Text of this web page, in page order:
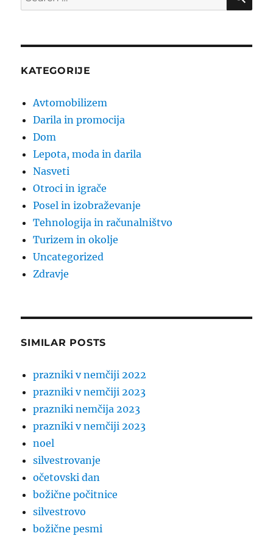
for:
KATEGORIJE
Avtomobilizem
Darila in promocija
Dom
Lepota, moda in darila
Nasveti
Otroci in igrače
Posel in izobraževanje
Tehnologija in računalništvo
Turizem in okolje
Uncategorized
Zdravje
SIMILAR POSTS
prazniki v nemčiji 2022
prazniki v nemčiji 2023
prazniki nemčija 2023
prazniki v nemčiji 2023
noel
silvestrovanje
očetovski dan
božične počitnice
silvestrovo
božične pesmi